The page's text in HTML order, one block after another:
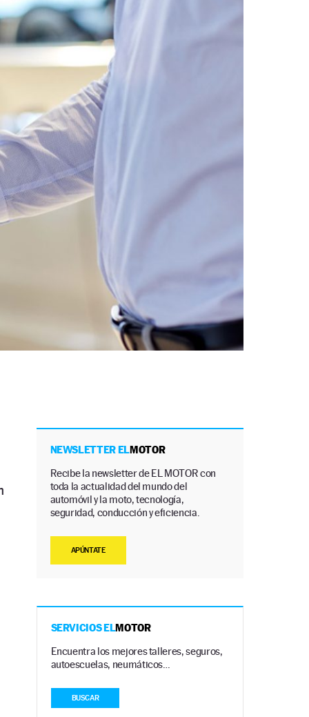
NEWSLETTER ELMOTOR
Recibe la newsletter de EL MOTOR con
toda la actualidad del mundo del
automóvil y la moto, tecnología,
seguridad, conducción y eficiencia.
APÚNTATE
SERVICIOS ELMOTOR
Encuentra los mejores talleres, seguros,
autoescuelas, neumáticos…
BUSCAR